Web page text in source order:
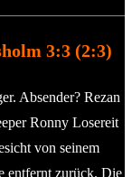
3:3 (2:3)
Absender? Rezan
Ronny Losereit
von seinem
entfernt zurück. Die